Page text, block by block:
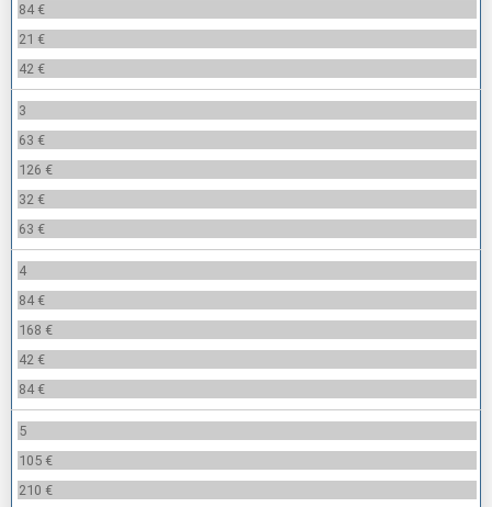
84 €
21 €
42 €
3
63 €
126 €
32 €
63 €
4
84 €
168 €
42 €
84 €
5
105 €
210 €